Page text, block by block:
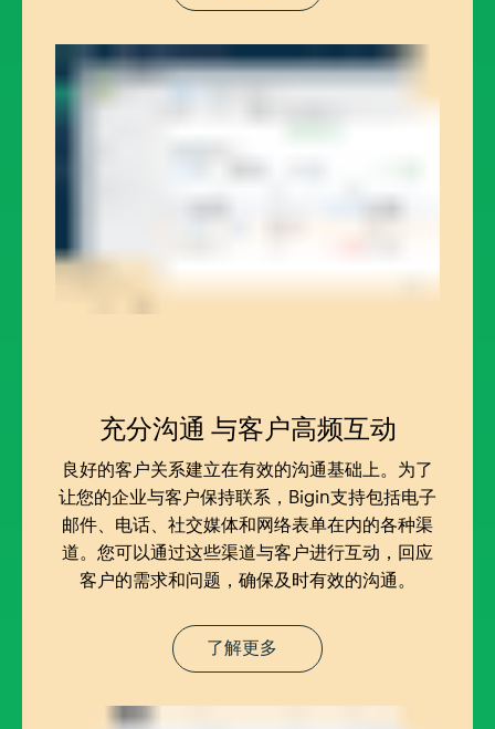
充分沟通 与客户高频互动
良好的客户关系建立在有效的沟通基础上。为了
让您的企业与客户保持联系，Bigin支持包括电子
邮件、电话、社交媒体和网络表单在内的各种渠
道。您可以通过这些渠道与客户进行互动，回应
客户的需求和问题，确保及时有效的沟通。
了解更多